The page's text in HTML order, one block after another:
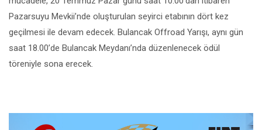
Pazarsuyu Mevkii’nde oluşturulan seyirci etabının dört kez
geçilmesi ile devam edecek. Bulancak Offroad Yarışı, aynı gün
saat 18.00’de Bulancak Meydanı’nda düzenlenecek ödül
töreniyle sona erecek.